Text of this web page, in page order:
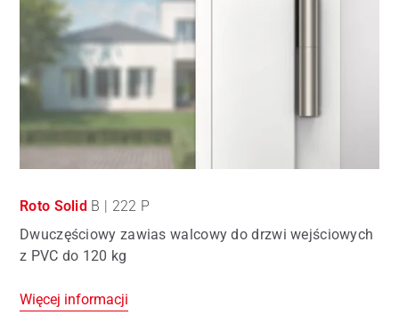
Roto Solid B | 222 P
Dwuczęściowy zawias walcowy do drzwi wejściowych
z PVC do 120 kg
Więcej informacji